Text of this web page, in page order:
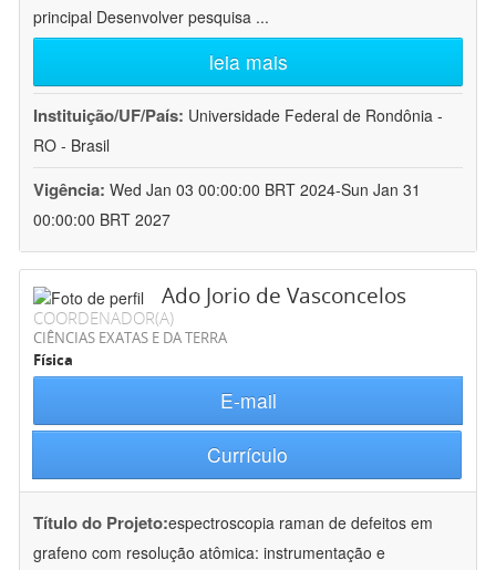
principal Desenvolver pesquisa ...
leia mais
Instituição/UF/País: Universidade Federal de Rondônia -
RO - Brasil
Vigência: Wed Jan 03 00:00:00 BRT 2024-Sun Jan 31
00:00:00 BRT 2027
Ado Jorio de Vasconcelos
COORDENADOR(A)
CIÊNCIAS EXATAS E DA TERRA
Física
E-mail
Currículo
Título do Projeto:espectroscopia raman de defeitos em
grafeno com resolução atômica: instrumentação e